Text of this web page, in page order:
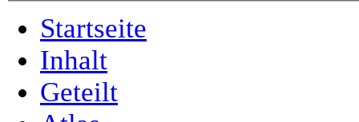
Startseite
Inhalt
Geteilt